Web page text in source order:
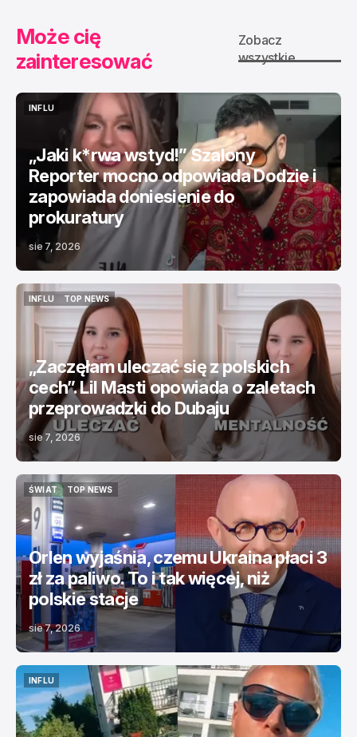
Może cię
zainteresować
Zobacz
wszystkie
INFLU
„Jaki k*rwa wstyd!” Szalony
Reporter mocno odpowiada Dodzie i
zapowiada doniesienie do
prokuratury
sie 7, 2026
INFLU
INFLU
TOP NEWS
TOP NEWS
„Zaczęłam uleczać się z polskich
cech”. Lil Masti opowiada o zaletach
przeprowadzki do Dubaju
sie 7, 2026
ŚWIAT
ŚWIAT
TOP NEWS
Orlen wyjaśnia, czemu Ukraina płaci 3
zł za paliwo. To i tak więcej, niż
polskie stacje
sie 7, 2026
INFLU
INFLU